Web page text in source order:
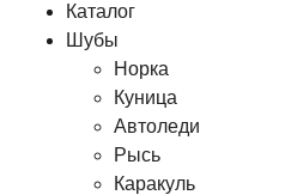
Каталог
Шубы
Норка
Куница
Автоледи
Рысь
Каракуль